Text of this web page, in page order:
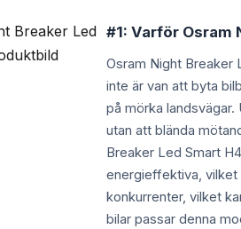
#1: Varför Osram
Osram Night Breaker
inte är van att byta
på mörka
utan att blända
Breaker Led Smart
energieffektiva, vilket
konkurrenter, vilket
bilar passar denna